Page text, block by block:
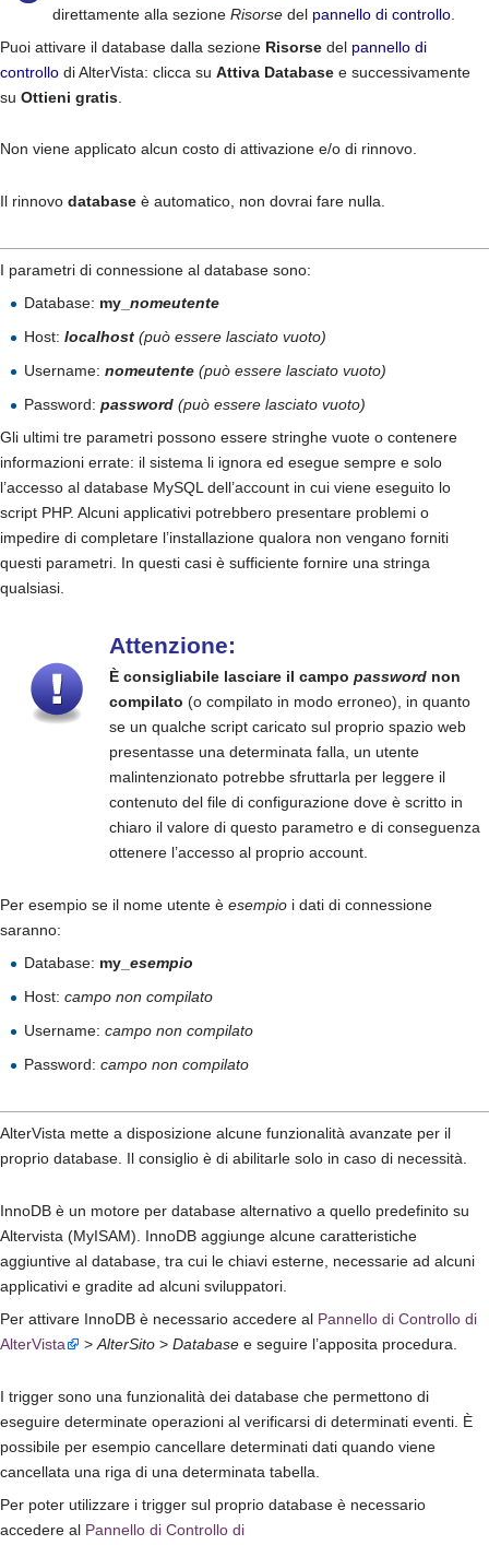
direttamente alla sezione Risorse del pannello di controllo
Puoi attivare il database dalla sezione Risorse del pannello di
controllo di AlterVista: clicca su Attiva Database e successivamente
su Ottieni gratis
Non viene applicato alcun costo di attivazione e/o di rinnovo.
Il rinnovo database è automatico, non dovrai fare nulla.
I parametri di connessione al database sono:
Database: my_nomeutente
Host:localhost (può essere lasciato vuoto)
Username:nomeutente (può essere lasciato vuoto)
Password:password (può essere lasciato vuoto)
Gli ultimi tre parametri possono essere stringhe vuote o contenere
informazioni errate: il sistema li ignora ed esegue sempre e solo
l’accesso al database MySQL dell’account in cui viene eseguito lo
script PHP. Alcuni applicativi potrebbero presentare problemi o
impedire di completare l’installazione qualora non vengano forniti
questi parametri. In questi casi è sufficiente fornire una stringa
qualsiasi.
Attenzione:
È consigliabile lasciare il campo password non
compilato (o compilato in modo erroneo), in quanto
se un qualche script caricato sul proprio spazio web
presentasse una determinata falla, un utente
malintenzionato potrebbe sfruttarla per leggere il
contenuto del file di configurazione dove è scritto in
chiaro il valore di questo parametro e di conseguenza
ottenere l’accesso al proprio account.
Per esempio se il nome utente è esempio i dati di connessione
saranno:
Database: my_esempio
Host:campo non compilato
Username:campo non compilato
Password:campo non compilato
AlterVista mette a disposizione alcune funzionalità avanzate per il
proprio database. Il consiglio è di abilitarle solo in caso di necessità.
InnoDB è un motore per database alternativo a quello predefinito su
Altervista (MyISAM). InnoDB aggiunge alcune caratteristiche
aggiuntive al database, tra cui le chiavi esterne, necessarie ad alcuni
applicativi e gradite ad alcuni sviluppatori.
Per attivare InnoDB è necessario accedere al Pannello di Controllo di
AlterVista
> AlterSito > Database e seguire l’apposita procedura.
I trigger sono una funzionalità dei database che permettono di
eseguire determinate operazioni al verificarsi di determinati eventi. È
possibile per esempio cancellare determinati dati quando viene
cancellata una riga di una determinata tabella.
Per poter utilizzare i trigger sul proprio database è necessario
accedere al Pannello di Controllo di